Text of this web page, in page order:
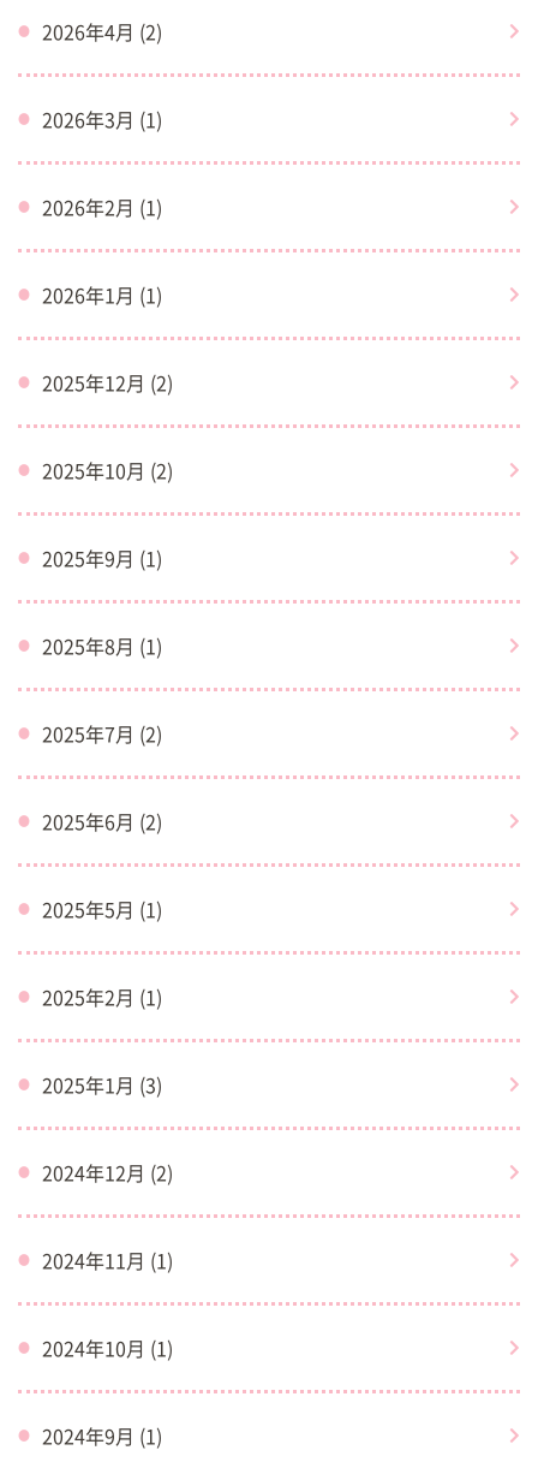
2026年4月 (2)
2026年3月 (1)
2026年2月 (1)
2026年1月 (1)
2025年12月 (2)
2025年10月 (2)
2025年9月 (1)
2025年8月 (1)
2025年7月 (2)
2025年6月 (2)
2025年5月 (1)
2025年2月 (1)
2025年1月 (3)
2024年12月 (2)
2024年11月 (1)
2024年10月 (1)
2024年9月 (1)